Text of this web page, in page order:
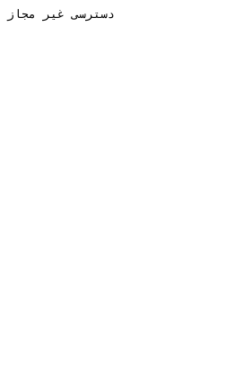
دسترسی غیر مجاز